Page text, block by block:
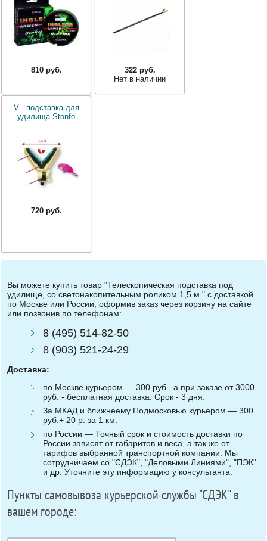
810 руб.
322 руб.
Нет в наличии
V - подставка для
удилища Stonfo
720 руб.
Вы можете купить товар "Телескопическая подставка под
удилище, со светонакопительным роликом 1,5 м." с доставкой
по Москве или России, оформив заказ через корзину на сайте
или позвонив по телефонам:
8 (495) 514-82-50
8 (903) 521-24-29
Доставка:
по Москве курьером — 300 руб., а при заказе от 3000
руб. - бесплатная доставка. Срок - 3 дня.
За МКАД и ближнеему Подмосковью курьером — 300
руб.+ 20 р. за 1 км.
по России — Точный срок и стоимость доставки по
России зависят от габаритов и веса, а так же от
тарифов выбранной транспортной компании. Мы
сотрудничаем со "СДЭК", "Деловыми Линиями", "ПЭК"
и др. Уточните эту информацию у консультанта.
Пункты самовывоза курьерской службы "СДЭК" в
вашем городе: